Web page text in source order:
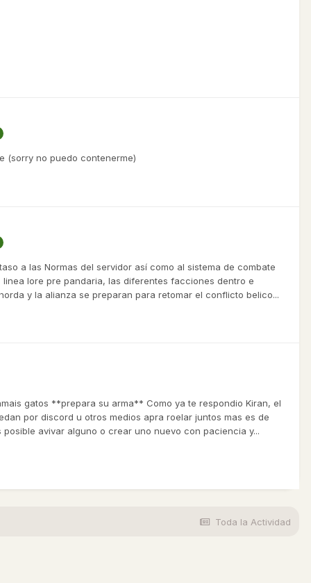
(sorry no puedo contenerme)
a las Normas del servidor así como al sistema de combate
lore pre pandaria, las diferentes facciones dentro e
y la alianza se preparan para retomar el conflicto belico...
gatos **prepara su arma** Como ya te respondio Kiran, el
por discord u otros medios apra roelar juntos mas es de
avivar alguno o crear uno nuevo con paciencia y...
Toda la Actividad